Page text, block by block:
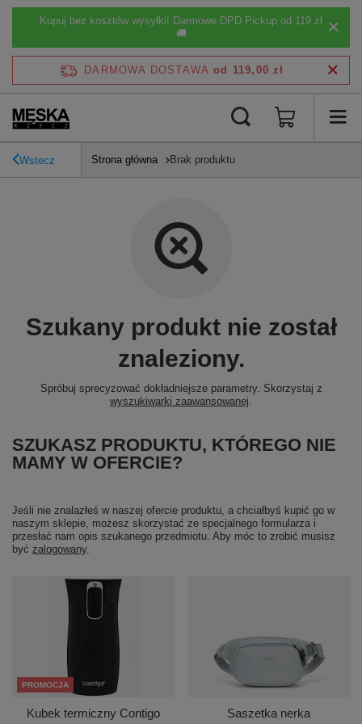
Kupuj bez kosztów wysyłki! Darmowe DPD Pickup od 119 zł
🚚
DARMOWA DOSTAWA od 119,00 zł
Wstecz Strona główna Brak produktu
Szukany produkt nie został
znaleziony.
Spróbuj sprecyzować dokładniejsze parametry. Skorzystaj z
wyszukiwarki zaawansowanej.
SZUKASZ PRODUKTU, KTÓREGO NIE
MAMY W OFERCIE?
Jeśli nie znalazłeś w naszej ofercie produktu, a chciałbyś kupić go w
naszym sklepie, możesz skorzystać ze specjalnego formularza i
przesłać nam opis szukanego przedmiotu. Aby móc to zrobić musisz
być zalogowany.
PROMOCJA
Kubek termiczny Contigo
Saszetka nerka